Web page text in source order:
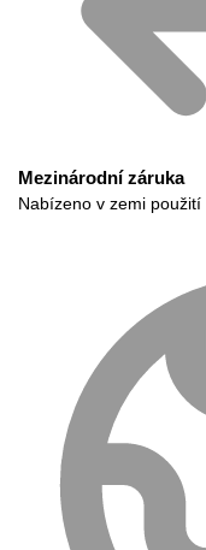
Mezinárodní záruka
Nabízeno v zemi použití